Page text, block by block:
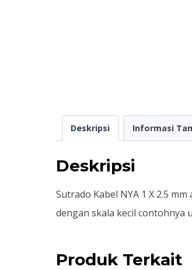
Deskripsi Informasi
Deskripsi
Sutrado Kabel NYA 1 X 2.5
dengan skala kecil contohnya
Produk Terkait